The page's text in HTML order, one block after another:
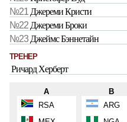
№21 Джереми Кристи
№22 Джереми Броки
№23 Джеймс Бэннетайн
ТРЕНЕР
Ричард Херберт
A
RSA
B
ARG